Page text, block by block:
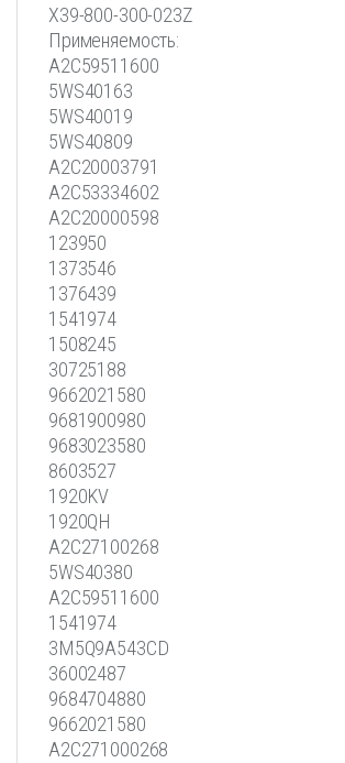
X39-800-300-023Z
Применяемость:
A2C59511600
5WS40163
5WS40019
5WS40809
A2C20003791
A2C53334602
A2C20000598
123950
1373546
1376439
1541974
1508245
30725188
9662021580
9681900980
9683023580
8603527
1920KV
1920QH
A2C27100268
5WS40380
A2C59511600
1541974
3M5Q9A543CD
36002487
9684704880
9662021580
A2C271000268